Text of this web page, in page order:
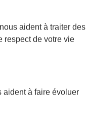
aident à traiter des
respect de votre vie
aident à faire évoluer